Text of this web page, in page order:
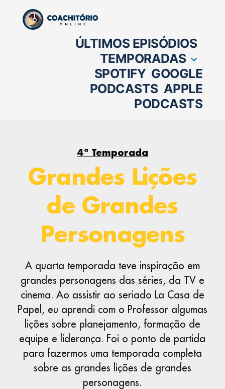
ÚLTIMOS EPISÓDIOS
TEMPORADAS
SPOTIFY GOOGLE
PODCASTS APPLE
PODCASTS
4ª Temporada
Grandes Lições
de Grandes
Personagens
A quarta temporada teve inspiração em
grandes personagens das séries, da TV e
cinema. Ao assistir ao seriado La Casa de
Papel, eu aprendi com o Professor algumas
lições sobre planejamento, formação de
equipe e liderança. Foi o ponto de partida
para fazermos uma temporada completa
sobre as grandes lições de grandes
personagens.